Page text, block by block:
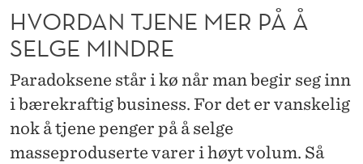
N
E
M
E
R
HVORDAN TJENE MER PÅ Å
SELGE MINDRE
Paradoksene står i kø når man begir seg inn
i bærekraftig business. For det er vanskelig
nok å tjene penger på å selge
masseproduserte varer i høyt volum. Så